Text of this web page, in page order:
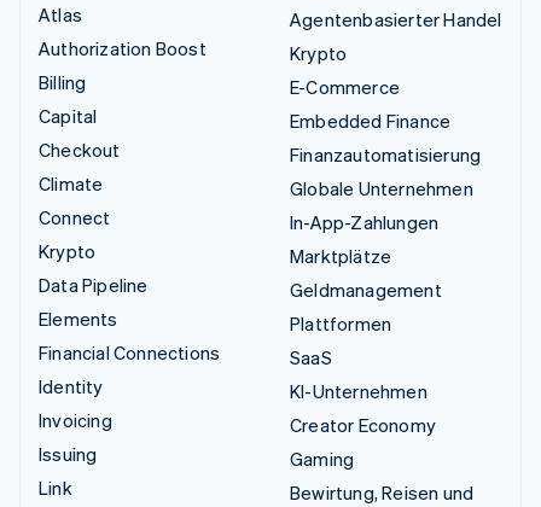
Atlas
Authorization Boost
Billing
Capital
Checkout
Climate
Connect
Krypto
Data Pipeline
Elements
Financial Connections
Identity
Invoicing
Issuing
Link
Agentenbasierter Handel
Krypto
E-Commerce
Embedded Finance
Finanzautomatisierung
Globale Unternehmen
In-App-Zahlungen
Marktplätze
Geldmanagement
Plattformen
SaaS
KI-Unternehmen
Creator Economy
Gaming
Bewirtung, Reisen und